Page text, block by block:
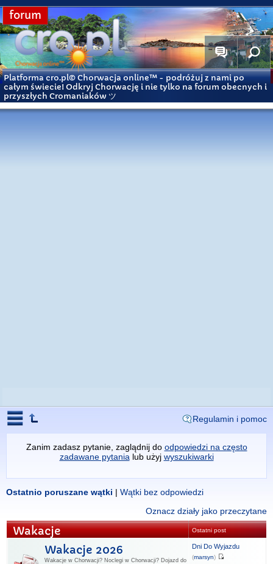
forum
Platforma cro.pl© Chorwacja online™ - podróżuj z nami po
całym świecie! Odkryj Chorwację i nie tylko na forum obecnych i
przyszłych Cromaniaków ツ
Regulamin i pomoc
Zanim zadasz pytanie, zaglądnij do odpowiedzi na często
zadawane pytania lub użyj wyszukiwarki
Ostatnio poruszane wątki | Wątki bez odpowiedzi
Oznacz działy jako przeczytane
Wakacje Ostatni post
Wakacje 2026
Wakacje w Chorwacji? Noclegi w Chorwacji? Dojazd do
Dni Do Wyjazdu
(marsyn)